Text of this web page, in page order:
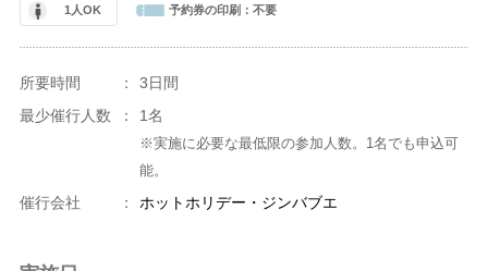
1人OK 予約券の印刷： 不要
所要時間 ：
3日間
最少催行人数
： 1名
※実施に必要な最低限の参加人数。1名でも申込可
能。
催行会社 ： ホットホリデー・ジンバブエ